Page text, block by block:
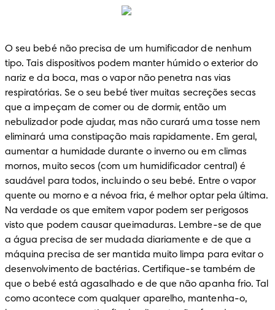
O seu bebé não precisa de um humificador de nenhum
tipo. Tais dispositivos podem manter húmido o exterior do
nariz e da boca, mas o vapor não penetra nas vias
respiratórias. Se o seu bebé tiver muitas secreções secas
que a impeçam de comer ou de dormir, então um
nebulizador pode ajudar, mas não curará uma tosse nem
eliminará uma constipação mais rapidamente. Em geral,
aumentar a humidade durante o inverno ou em climas
mornos, muito secos (com um humidificador central) é
saudável para todos, incluindo o seu bebé. Entre o vapor
quente ou morno e a névoa fria, é melhor optar pela última.
Na verdade os que emitem vapor podem ser perigosos
visto que podem causar queimaduras. Lembre-se de que
a água precisa de ser mudada diariamente e de que a
máquina precisa de ser mantida muito limpa para evitar o
desenvolvimento de bactérias. Certifique-se também de
que o bebé está agasalhado e de que não apanha frio. Tal
como acontece com qualquer aparelho, mantenha-o,